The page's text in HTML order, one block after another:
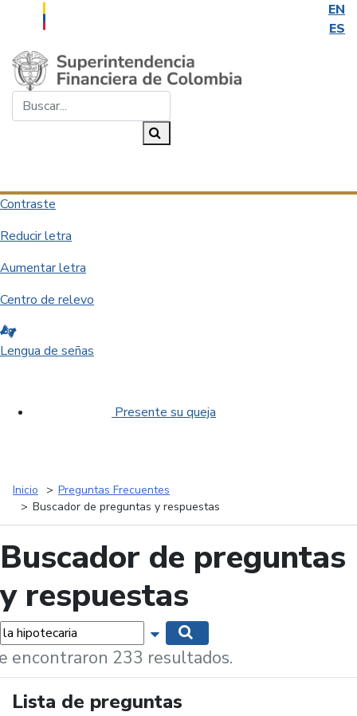
EN
ES
Saltar al contenido principal
Contraste
Reducir letra
Aumentar letra
Centro de relevo
Lengua de señas
Presente su queja
Inicio
Preguntas Frecuentes
Buscador de preguntas y respuestas
Buscador de preguntas
y respuestas
Mostrar opciones de búsqueda
encontraron 233 resultados.
Lista de preguntas